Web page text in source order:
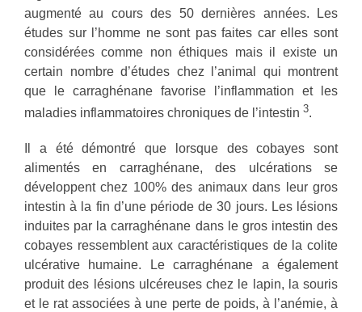
augmenté au cours des 50 dernières années. Les
études sur l’homme ne sont pas faites car elles sont
considérées comme non éthiques mais il existe un
certain nombre d’études chez l’animal qui montrent
que le carraghénane favorise l’inflammation et les
maladies inflammatoires chroniques de l’intestin 3.
Il a été démontré que lorsque des cobayes sont
alimentés en carraghénane, des ulcérations se
développent chez 100% des animaux dans leur gros
intestin à la fin d’une période de 30 jours. Les lésions
induites par la carraghénane dans le gros intestin des
cobayes ressemblent aux caractéristiques de la colite
ulcérative humaine. Le carraghénane a également
produit des lésions ulcéreuses chez le lapin, la souris
et le rat associées à une perte de poids, à l’anémie, à